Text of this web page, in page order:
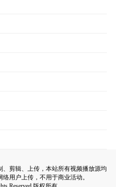
剪辑、上传，本站所有视频播放源均
用户上传，不用于商业活动。